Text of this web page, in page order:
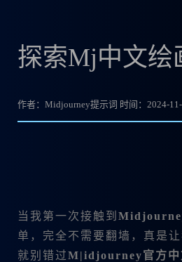
探索Mj中文绘
作者：Midjourney提示词 时间：2024-
当我第一次接触到
单，完全不需要翻墙，真是
就别错过M|idjourney官方中